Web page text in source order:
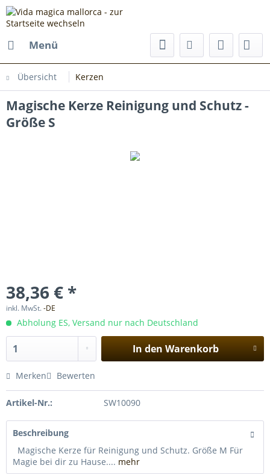
Menü
Übersicht Kerzen
Magische Kerze Reinigung und Schutz -
Größe S
38,36 € *
inkl. MwSt.-DE
Abholung ES, Versand nur nach Deutschland
In den Warenkorb
Merken Bewerten
Artikel-Nr.: SW10090
Beschreibung
Magische Kerze für Reinigung und Schutz. Größe M Für
Magie bei dir zu Hause.... mehr